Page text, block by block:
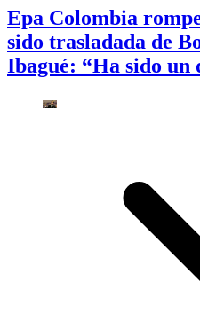
Epa Colombia
sido trasladada de
Ibagué: “Ha sido